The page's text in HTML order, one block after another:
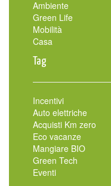
Ambiente
Green Life
Mobilità
Casa
Tag
Incentivi
Auto elettriche
Acquisti Km zero
Eco vacanze
Mangiare BIO
Green Tech
Eventi